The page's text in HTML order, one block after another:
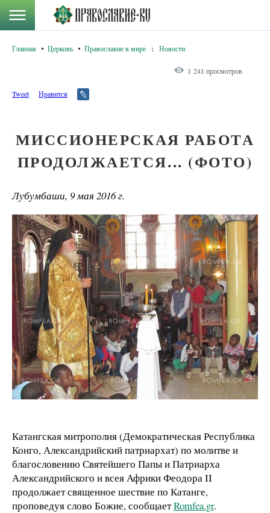
Главная Церковь Православие в мире : Новости
1 241 просмотров
Tweet Нравится
МИССИОНЕРСКАЯ РАБОТА
ПРОДОЛЖАЕТСЯ... (ФОТО)
Лубумбаши, 9 мая 2016 г.
Катангская митрополия (Демократическая Республика
Конго, Александрийский патриархат) по молитве и
благословению Святейшего Папы и Патриарха
Александрийского и всея Африки Феодора II
продолжает священное шествие по Катанге,
проповедуя слово Божие, сообщаетRomfea.gr.